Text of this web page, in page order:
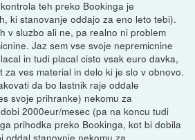
teh preko Bookinga je
ki stanovanje oddajo za eno leto tebi).
v sluzbo ali ne, pa realno ni problem
Jaz sem vse svoje nepremicnine
in tudi placal cisto vsak euro davka,
za ves material in delo ki je slo v obnovo.
da bo lastnik raje oddale
svoje prihranke) nekomu za
2000eur/mesec (pa na koncu tudi
prihodka preko Bookinga, kot bi dobila